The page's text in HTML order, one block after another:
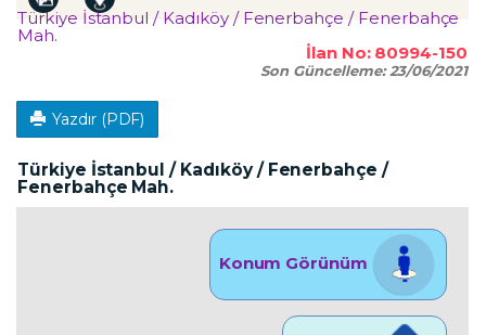
Türkiye İstanbul / Kadıköy/ Fenerbahçe / Fenerbahçe
Mah.
İlan No: 80994-150
Son Güncelleme:23/06/2021
Yazdır (PDF)
Türkiye İstanbul / Kadıköy/ Fenerbahçe /
Fenerbahçe Mah.
Konum Görünüm